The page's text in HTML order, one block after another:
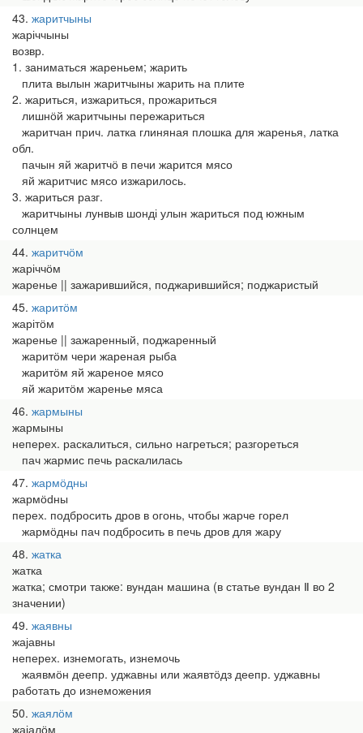
43 жаритчыны
жаріччыны
возвр.
1. заниматься жареньем; жарить
плита вылын жаритчыны жарить на плите
2. жариться, изжариться, прожариться
лишнӧй жаритчыны пережариться
жаритчан прич. латка глиняная плошка для жаренья, латка
обл.
пачын яй жаритчӧ в печи жарится мясо
яй жаритчис мясо изжарилось.
3. жариться разг.
жаритчыны лунвыв шонді улын жариться под южным
солнцем
44 жаритчӧм
жаріччӧм
жаренье || зажарившийся, поджарившийся; поджаристый
45 жаритӧм
жарітӧм
жаренье || зажаренный, поджаренный
жаритӧм чери жареная рыба
жаритӧм яй жареное мясо
яй жаритӧм жаренье мяса
46 жармыны
жармыны
неперех. раскалиться, сильно нагреться; разгореться
пач жармис печь раскалилась
47 жармӧдны
жармӧԁны
перех. подбросить дров в огонь, чтобы жарче горел
жармӧдны пач подбросить в печь дров для жару
48 жатка
жатка
жатка; смотри также: вундан машина (в статье вундан Ⅱ во 2
значении)
49 жаявны
жајавны
неперех. изнемогать, изнемочь
жаявмӧн деепр. уджавны или жаявтӧдз деепр. уджавны
работать до изнеможения
50 жаялӧм
жајалӧм